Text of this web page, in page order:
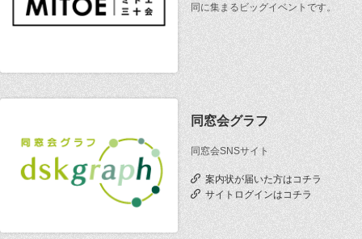
同に集まるビッグイベントです。
同窓会グラフ
同窓会SNSサイト
案内状が届いた方はコチラ
サイトログインはコチラ